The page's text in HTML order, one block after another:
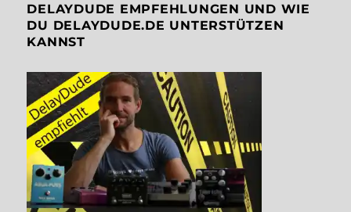
DELAYDUDE EMPFEHLUNGEN UND WIE
DU DELAYDUDE.DE UNTERSTÜTZEN
KANNST